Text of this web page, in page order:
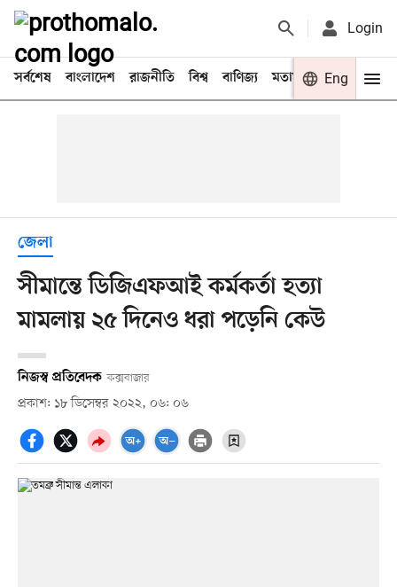
Login
সর্বশেষ বাংলাদেশ রাজনীতি বিশ্ব বাণিজ্য মতামত খেলা
Eng
জেলা
সীমান্তে ডিজিএফআই কর্মকর্তা হত্যা
মামলায় ২৫ দিনেও ধরা পড়েনি কেউ
নিজস্ব প্রতিবেদক কক্সবাজার
প্রকাশ: ১৮ ডিসেম্বর ২০২২, ০৬: ০৬